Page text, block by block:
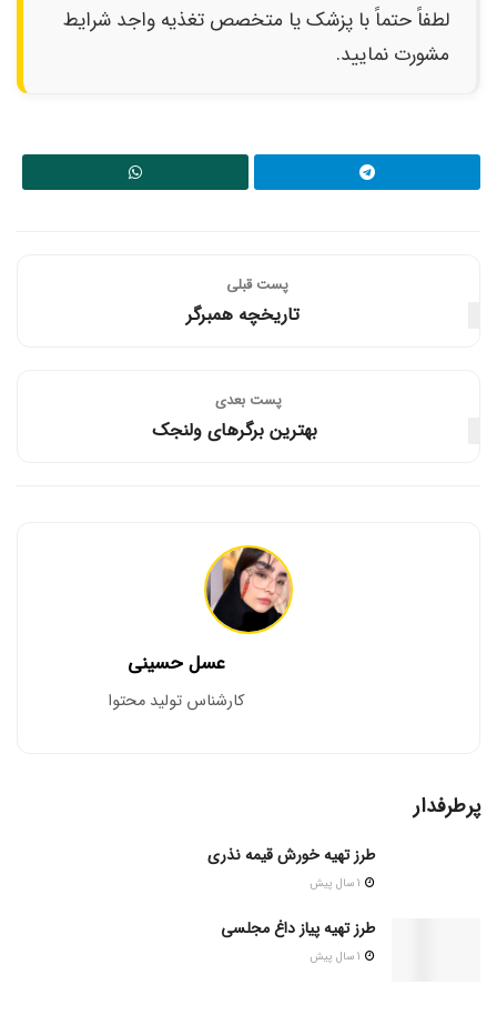
لطفاً حتماً با پزشک یا متخصص تغذیه واجد شرایط
مشورت نمایید.
پست قبلی
تاریخچه همبرگر
پست‌ بعدی
بهترین برگرهای ولنجک
عسل حسینی
کارشناس تولید محتوا
پرطرفدار
طرز تهیه خورش قیمه نذری
طرز تهیه پیاز داغ مجلسی